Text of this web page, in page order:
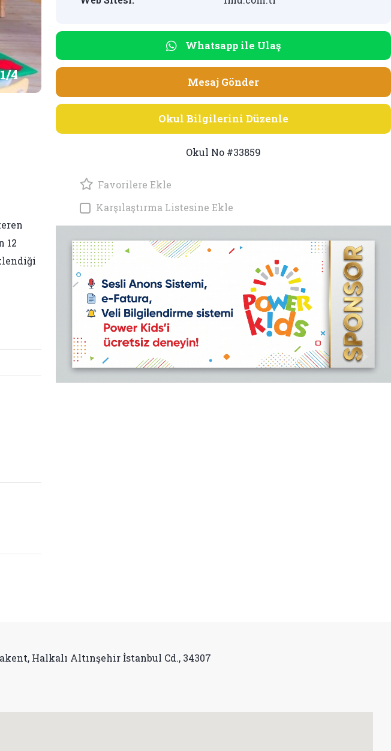
1/4
12
Whatsapp ile Ulaş
Mesaj Gönder
Okul Bilgilerini Düzenle
Okul No #33859
Favorilere Ekle
Karşılaştırma Listesine Ekle
Halkalı Altınşehir İstanbul Cd., 34307